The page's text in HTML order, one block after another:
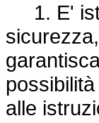
1. E'
alle